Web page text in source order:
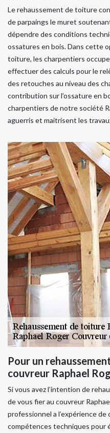
Le rehaussement de toiture
de parpaings le muret
dépendre des conditions
ossatures en bois. Dans cette
toiture, les charpentiers
effectuer des calculs pour le
des retouches au niveau des
contribution sur l’ossature en
charpentiers de notre société
aguerris et maitrisent les
Pour un
couvreur Raphael
Si vous avez l’intention de
de vous fier au couvreur
professionnel a l’expérience
compétences techniques pour